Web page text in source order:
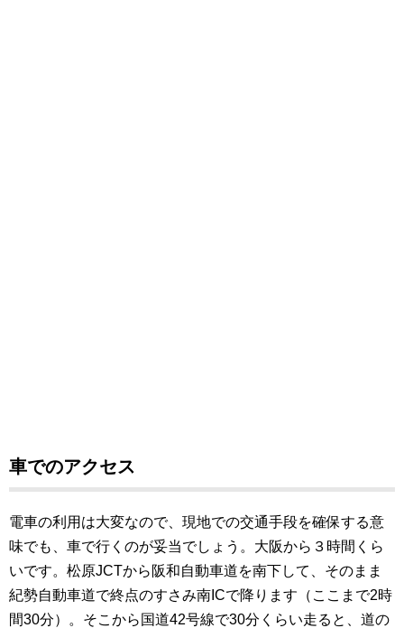
車でのアクセス
電車の利用は大変なので、現地での交通手段を確保する意
味でも、車で行くのが妥当でしょう。大阪から３時間くら
いです。松原JCTから阪和自動車道を南下して、そのまま
紀勢自動車道で終点のすさみ南ICで降ります（ここまで2時
間30分）。そこから国道42号線で30分くらい走ると、道の